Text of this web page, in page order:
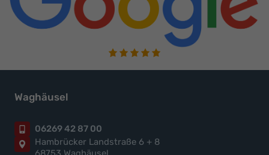
Waghäusel
06269 42 87 00
Hambrücker Landstraße 6 + 8